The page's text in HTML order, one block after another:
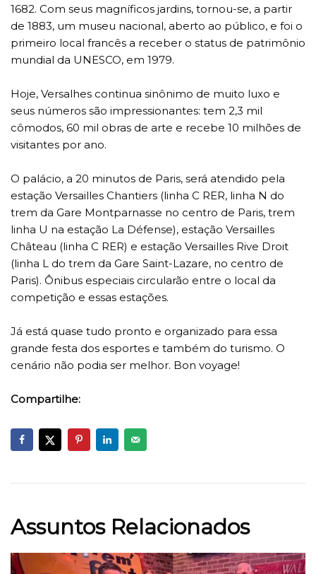
1682. Com seus magníficos jardins, tornou-se, a partir
de 1883, um museu nacional, aberto ao público, e foi o
primeiro local francês a receber o status de patrimônio
mundial da UNESCO, em 1979.
Hoje, Versalhes continua sinônimo de muito luxo e
seus números são impressionantes: tem 2,3 mil
cômodos, 60 mil obras de arte e recebe 10 milhões de
visitantes por ano.
O palácio, a 20 minutos de Paris, será atendido pela
estação Versailles Chantiers (linha C RER, linha N do
trem da Gare Montparnasse no centro de Paris, trem
linha U na estação La Défense), estação Versailles
Château (linha C RER) e estação Versailles Rive Droit
(linha L do trem da Gare Saint-Lazare, no centro de
Paris). Ônibus especiais circularão entre o local da
competição e essas estações.
Já está quase tudo pronto e organizado para essa
grande festa dos esportes e também do turismo. O
cenário não podia ser melhor. Bon voyage!
Compartilhe:
Assuntos Relacionados